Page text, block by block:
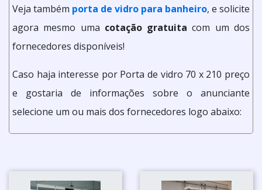
Veja também porta de vidro para banheiro, e solicite
agora mesmo uma cotação gratuita com um dos
fornecedores disponíveis!
Caso haja interesse por Porta de vidro 70 x 210 preço
e gostaria de informações sobre o anunciante
selecione um ou mais dos fornecedores logo abaixo: